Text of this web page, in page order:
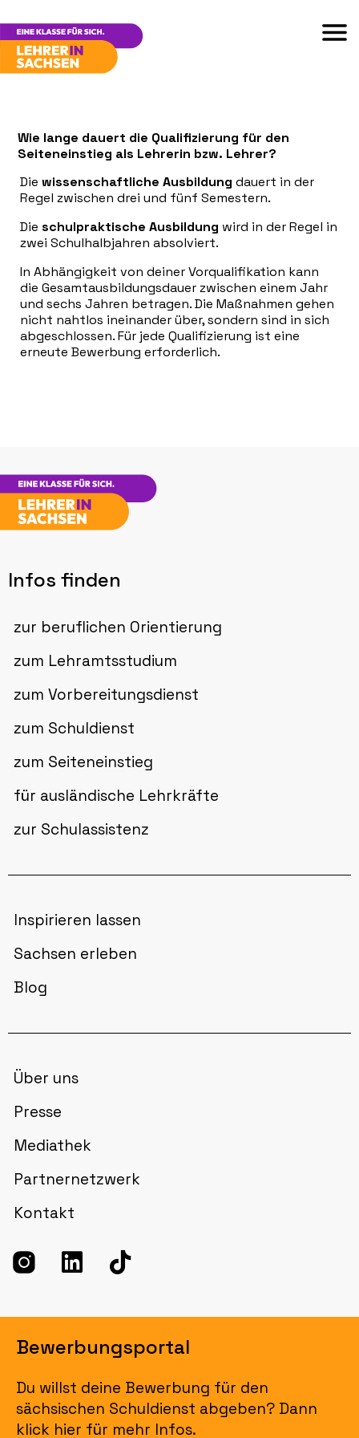
Wie lange dauert die Qualifizierung für den
Seiteneinstieg als Lehrerin bzw. Lehrer?
Die wissenschaftliche Ausbildung dauert in der
Regel zwischen drei und fünf Semestern.
Die schulpraktische Ausbildung wird in der Regel in
zwei Schulhalbjahren absolviert.
In Abhängigkeit von deiner Vorqualifikation kann
die Gesamtausbildungsdauer zwischen einem Jahr
und sechs Jahren betragen. Die Maßnahmen gehen
nicht nahtlos ineinander über, sondern sind in sich
abgeschlossen. Für jede Qualifizierung ist eine
erneute Bewerbung erforderlich.
Infos finden
zur beruflichen Orientierung
zum Lehramtsstudium
zum Vorbereitungsdienst
zum Schuldienst
zum Seiteneinstieg
für ausländische Lehrkräfte
zur Schulassistenz
Inspirieren lassen
Sachsen erleben
Blog
Über uns
Presse
Mediathek
Partnernetzwerk
Kontakt
Bewerbungsportal
Du willst deine Bewerbung für den
sächsischen Schuldienst abgeben? Dann
klick hier für mehr Infos.